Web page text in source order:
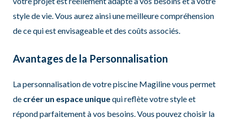
style de vie. Vous aurez ainsi une meilleure compréhension
de ce qui est envisageable et des coûts associés.
Avantages de la Personnalisation
La personnalisation de votre piscine Magiline vous permet
de créer un espace uniquequi reflète votre style et
répond parfaitement à vos besoins. Vous pouvez choisir la